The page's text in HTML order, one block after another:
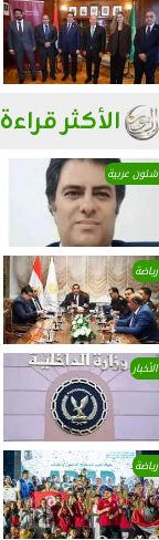
الأكثر قراءة
شئون عربية
رياضة
الأخبار
رياضة